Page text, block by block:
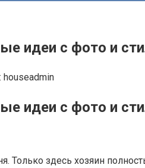
идеи с фото и
houseadmin
идеи с фото и
Только здесь хозяин